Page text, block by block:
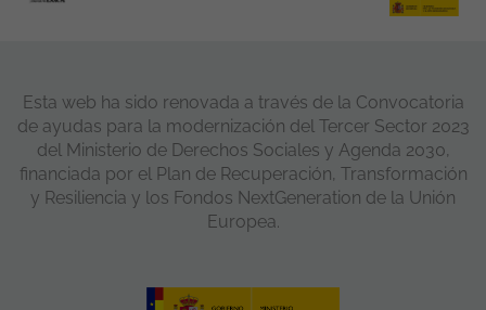
Esta web ha sido renovada a través de la Convocatoria
de ayudas para la modernización del Tercer Sector 2023
del Ministerio de Derechos Sociales y Agenda 2030,
financiada por el Plan de Recuperación, Transformación
y Resiliencia y los Fondos NextGeneration de la Unión
Europea.